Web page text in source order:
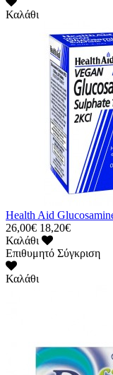
Καλάθι
Health Aid
26,00€ 18,20€
Καλάθι
Επιθυμητό Σύγκριση
Καλάθι